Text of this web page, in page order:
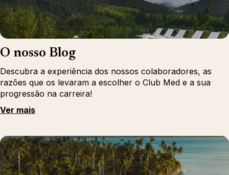
O nosso Blog
Descubra a experiência dos nossos colaboradores, as
razões que os levaram a escolher o Club Med e a sua
progressão na carreira!
Ver mais